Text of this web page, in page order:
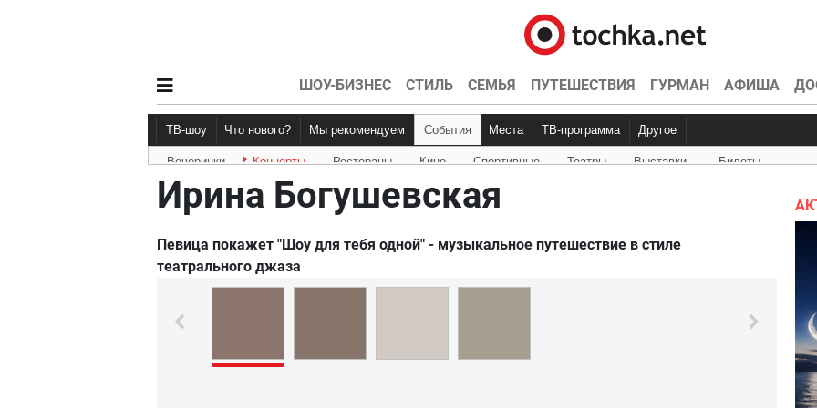
ШОУ-БИЗНЕС СТИЛЬ СЕМЬЯ ПУТЕШЕСТВИЯ ГУРМАН АФИША
ТВ-шоу Что нового?
Новости афиши Рецензии Куда пойти Точка контроля Интервью Эксклюзив
Мы рекомендуем События Места ТВ-программа Другое
Конкурсы Видео
Вечеринки Концерты Рестораны Кино Спортивные Театры Выставки Билеты
Ирина Богушевская
Певица покажет "Шоу для тебя одной" - музыкальное путешествие в стиле
театрального джаза